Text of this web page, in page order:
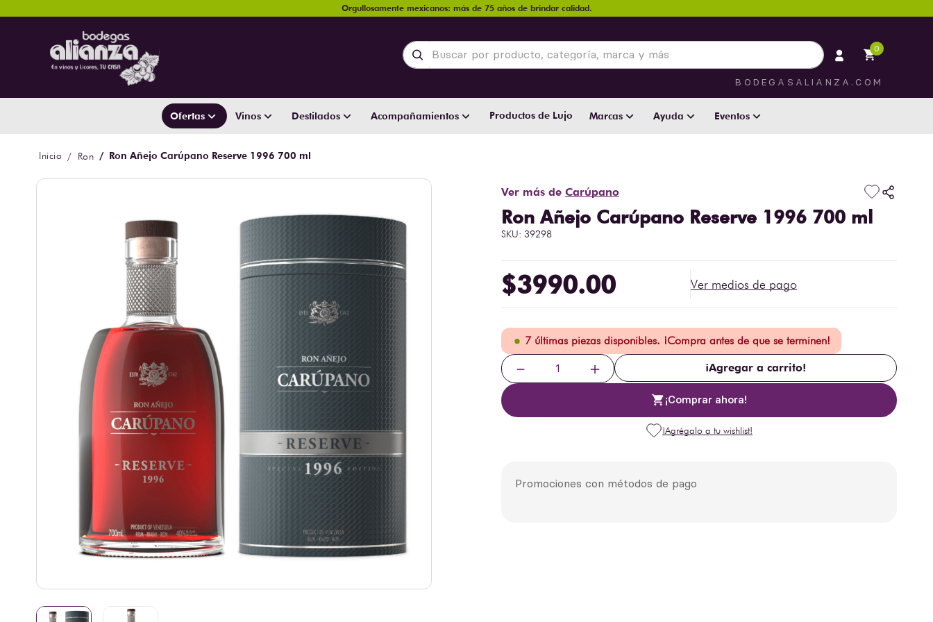
Orgullosamente mexicanos: más de 75 años de brindar calidad.
Buscar por producto, categoría, marca y más 0
BODEGASALIANZA.COM
Ofertas Vinos Destilados Acompañamientos Productos de Lujo Marcas Ayuda Eventos
Ron Ron Añejo Carúpano Reserve 1996 700 ml
Ver más de Carúpano
Ron Añejo Carúpano Reserve 1996 700 ml
SKU: 39298
$3990.00 Ver medios de pago
7 últimas piezas disponibles. ¡Compra antes de que se terminen!
＋
－ ¡Agregar a carrito!
¡Comprar ahora!
Promociones con métodos de pago